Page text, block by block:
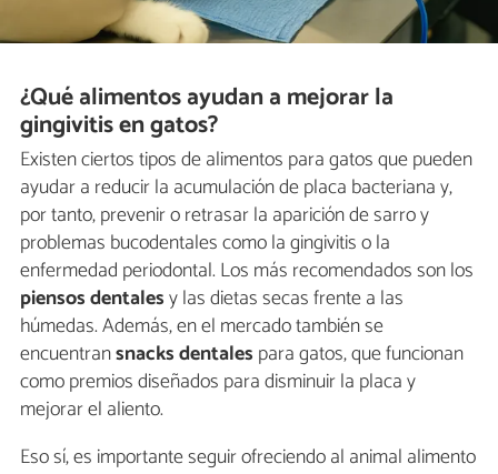
¿Qué alimentos ayudan a mejorar la
gingivitis en gatos?
Existen ciertos tipos de alimentos para gatos que pueden
ayudar a reducir la acumulación de placa bacteriana y,
por tanto, prevenir o retrasar la aparición de sarro y
problemas bucodentales como la gingivitis o la
enfermedad periodontal. Los más recomendados son los
piensos dentalesy las dietas secas frente a las
húmedas. Además, en el mercado también se
encuentransnacks dentales para gatos, que funcionan
como premios diseñados para disminuir la placa y
mejorar el aliento.
Eso sí, es importante seguir ofreciendo al animal alimento